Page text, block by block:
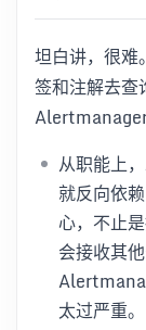
坦白讲，很
签和注解去查
Alertmanager
从职能上
就反向依
心，不止
会接收其
太过严重。